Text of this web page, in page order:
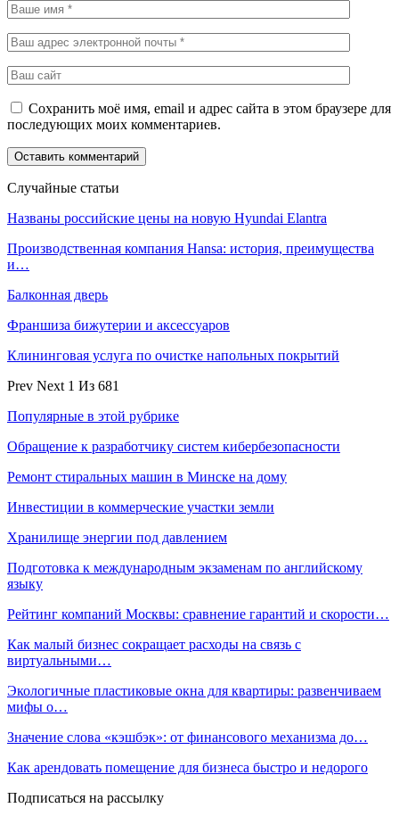
Сохранить моё имя, email и адрес сайта в этом браузере для
последующих моих комментариев.
Случайные статьи
Названы российские цены на новую Hyundai Elantra
Производственная компания Hansa: история, преимущества
и…
Балконная дверь
Франшиза бижутерии и аксессуаров
Клининговая услуга по очистке напольных покрытий
Prev Next 1 Из 681
Популярные в этой рубрике
Обращение к разработчику систем кибербезопасности
Ремонт стиральных машин в Минске на дому
Инвестиции в коммерческие участки земли
Хранилище энергии под давлением
Подготовка к международным экзаменам по английскому
языку
Рейтинг компаний Москвы: сравнение гарантий и скорости…
Как малый бизнес сокращает расходы на связь с
виртуальными…
Экологичные пластиковые окна для квартиры: развенчиваем
мифы о…
Значение слова «кэшбэк»: от финансового механизма до…
Как арендовать помещение для бизнеса быстро и недорого
Подписаться на рассылку